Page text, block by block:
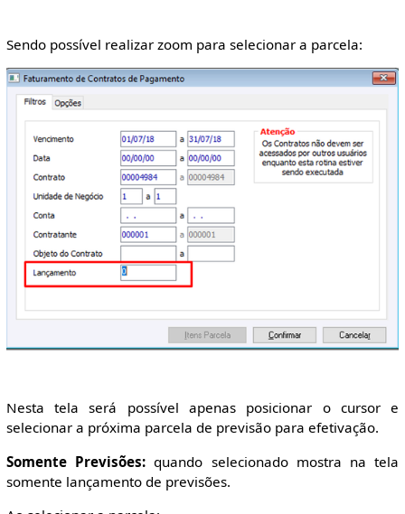
Sendo possível realizar zoom para selecionar a parcela:
Nesta tela será possível apenas posicionar o cursor e
selecionar a próxima parcela de previsão para efetivação.
Somente Previsões: quando selecionado mostra na tela
somente lançamento de previsões.